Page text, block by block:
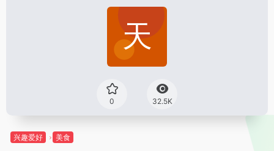
0 32.5K
兴趣爱好 美食